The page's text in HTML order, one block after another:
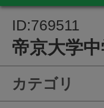
ID:769511
帝京大学
カテゴリ